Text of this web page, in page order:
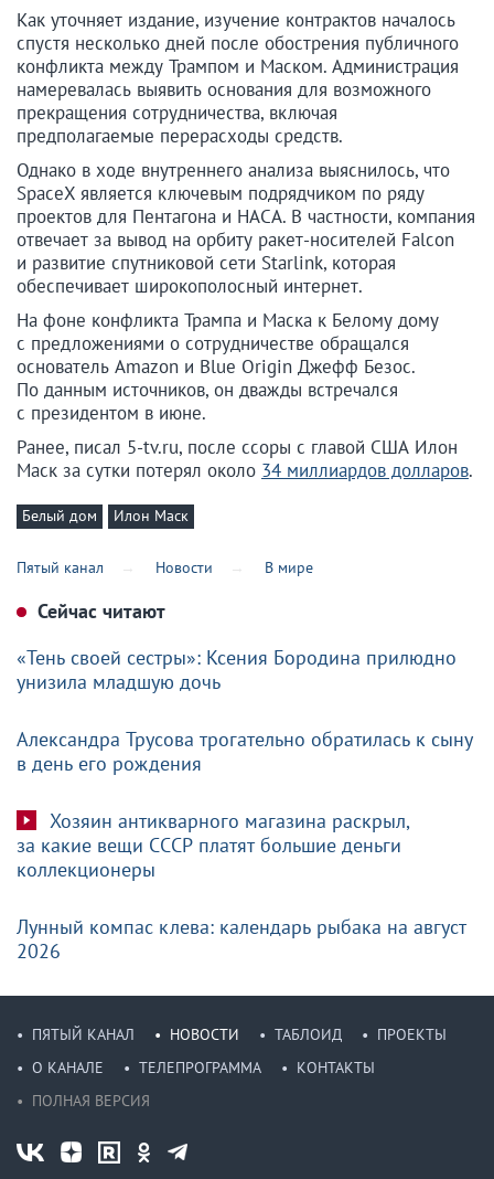
Как уточняет издание, изучение контрактов началось
спустя несколько дней после обострения публичного
конфликта между Трампом и Маском. Администрация
намеревалась выявить основания для возможного
прекращения сотрудничества, включая
предполагаемые перерасходы средств.
Однако в ходе внутреннего анализа выяснилось, что
SpaceX является ключевым подрядчиком по ряду
проектов для Пентагона и НАСА. В частности, компания
отвечает за вывод на орбиту ракет-носителей Falcon
и развитие спутниковой сети Starlink, которая
обеспечивает широкополосный интернет.
На фоне конфликта Трампа и Маска к Белому дому
с предложениями о сотрудничестве обращался
основатель Amazon и Blue Origin Джефф Безос.
По данным источников, он дважды встречался
с президентом в июне.
Ранее, писал 5-tv.ru, после ссоры с главой США Илон
Маск за сутки потерял около 34 миллиардов долларов.
Белый дом Илон Маск
Пятый канал Новости В мире
Сейчас читают
«Тень своей сестры»: Ксения Бородина прилюдно
унизила младшую дочь
Александра Трусова трогательно обратилась к сыну
в день его рождения
Хозяин антикварного магазина раскрыл,
за какие вещи СССР платят большие деньги
коллекционеры
Лунный компас клева: календарь рыбака на август
2026
ПЯТЫЙ КАНАЛ НОВОСТИ ТАБЛОИД
ПРОЕКТЫ
О КАНАЛЕ
ТЕЛЕПРОГРАММА
КОНТАКТЫ
ПОЛНАЯ ВЕРСИЯ